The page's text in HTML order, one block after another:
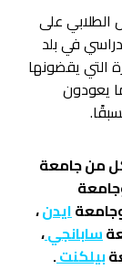
الطلابي على
إلى عام دراسي في بلد
التي يقضونها
يعودون
من جامعة
ايدن،
سابانجي،
بيلكنت.